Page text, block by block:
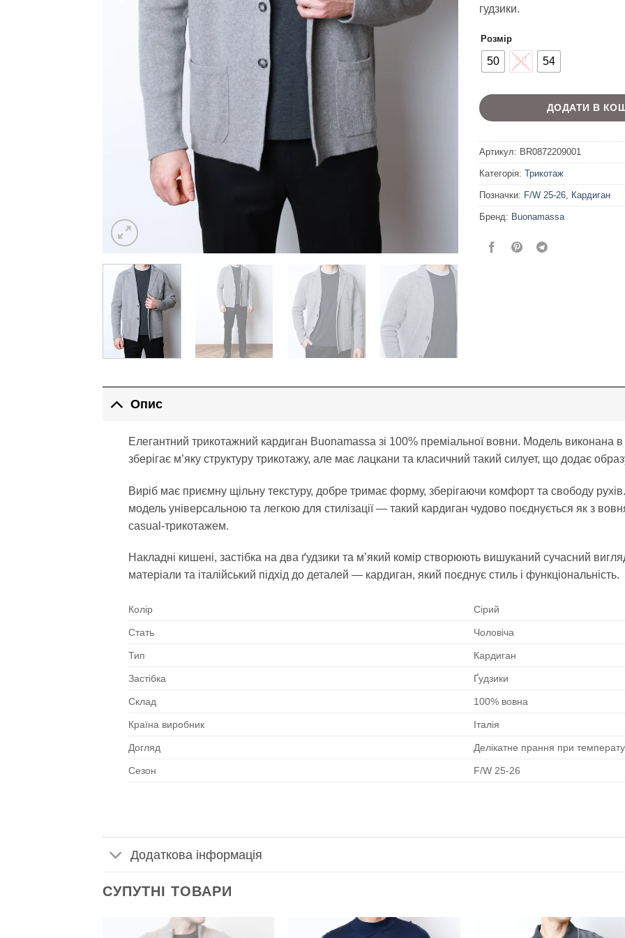
гудзики.
Розмір
50 52 54
ДОДАТИ В
Артикул: BR0872209001
Категорія: Трикотаж
Позначки: F/W 25-26, Кардиган
Бренд: Buonamassa
Опис
Елегантний трикотажний кардиган Buonamassa зі 100% преміальної вовни. Модель виконана в
зберігає м’яку структуру трикотажу, але має лацкани та класичний такий силует, що додає
Виріб має приємну щільну текстуру, добре тримає форму, зберігаючи комфорт та свободу рухів.
модель універсальною та легкою для стилізації — такий кардиган чудово поєднується як з
casual-трикотажем.
Накладні кишені, застібка на два ґудзики та м’який комір створюють вишуканий сучасний
матеріали та італійський підхід до деталей — кардиган, який поєднує стиль і функціональність.
Колір Сірий
Стать Чоловіча
Тип Кардиган
Застібка Ґудзики
Склад 100% вовна
Країна виробник Італія
Догляд Делікатне прання при
Сезон F/W 25-26
Додаткова інформація
СУПУТНІ ТОВАРИ